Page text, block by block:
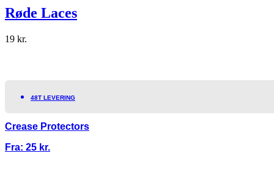
Røde Laces
19 kr.
48T LEVERING
Crease Protectors
Fra: 25 kr.